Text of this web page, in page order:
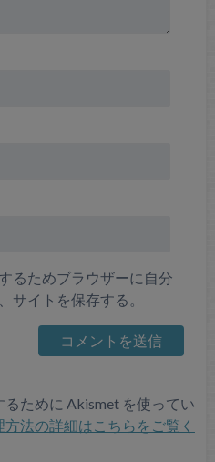
るためブラウザーに自分
サイトを保存する。
ために Akismet を使ってい
法の詳細はこちらをご覧く